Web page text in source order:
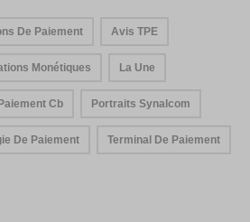
De Paiement Avis TPE
Monétiques La Une
Paiement Cb Portraits Synalcom
De Paiement Terminal De Paiement